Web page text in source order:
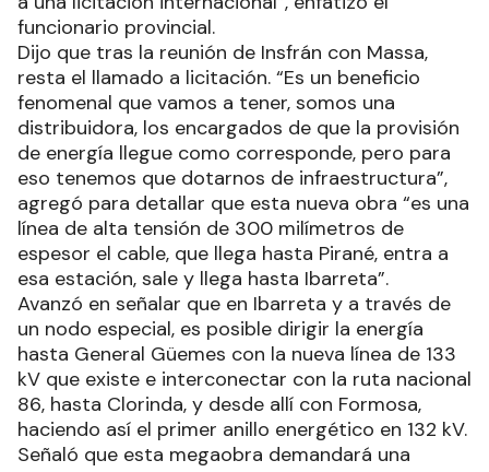
funcionario provincial.
Dijo que tras la reunión de Insfrán con Massa,
resta el llamado a licitación. “Es un beneficio
fenomenal que vamos a tener, somos una
distribuidora, los encargados de que la provisión
de energía llegue como corresponde, pero para
eso tenemos que dotarnos de infraestructura”,
agregó para detallar que esta nueva obra “es una
línea de alta tensión de 300 milímetros de
espesor el cable, que llega hasta Pirané, entra a
esa estación, sale y llega hasta Ibarreta”.
Avanzó en señalar que en Ibarreta y a través de
un nodo especial, es posible dirigir la energía
hasta General Güemes con la nueva línea de 133
kV que existe e interconectar con la ruta nacional
86, hasta Clorinda, y desde allí con Formosa,
haciendo así el primer anillo energético en 132 kV.
Señaló que esta megaobra demandará una